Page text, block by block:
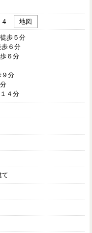
４ 地図
歩５分
６分
６分
分
４分
て